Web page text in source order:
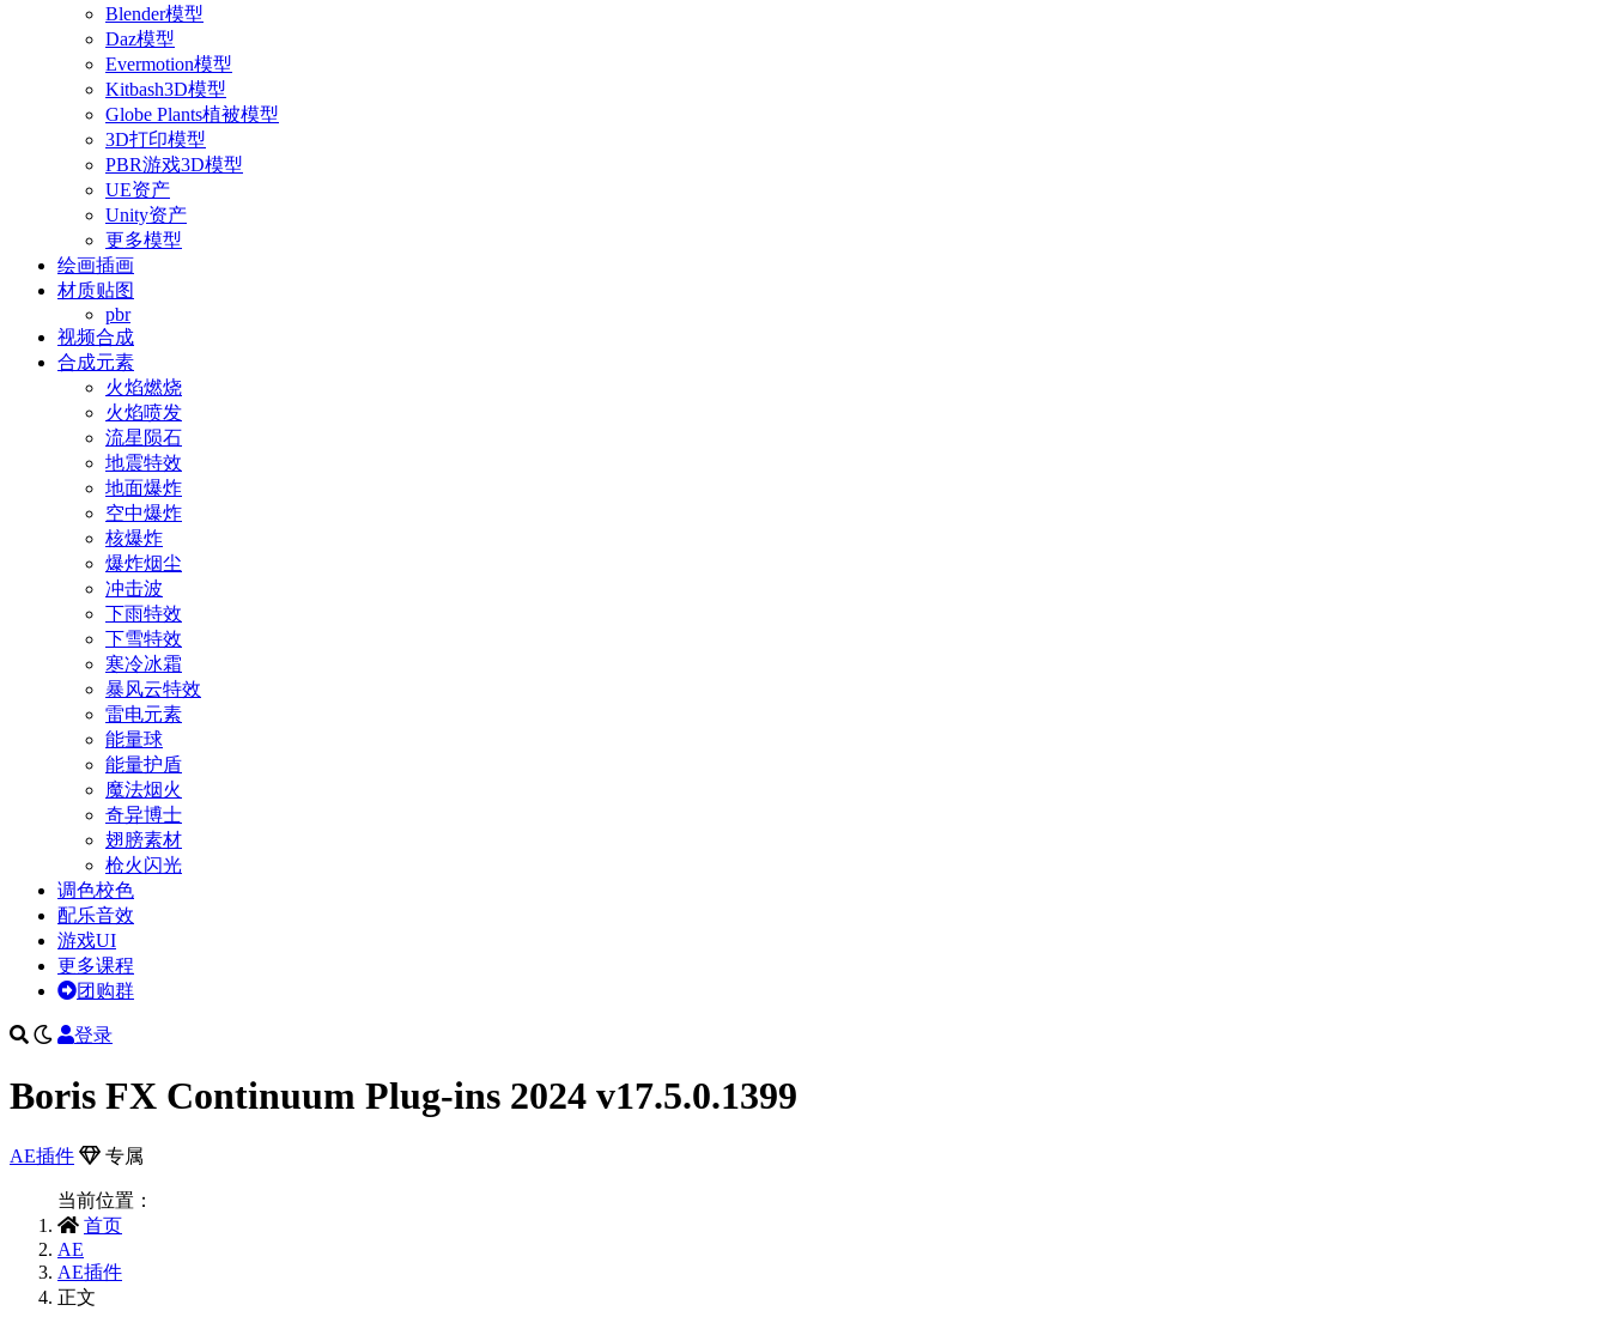
Blender模型
Daz模型
Evermotion模型
Kitbash3D模型
Globe Plants植被模型
3D打印模型
PBR游戏3D模型
UE资产
Unity资产
更多模型
绘画插画
材质贴图
pbr
视频合成
合成元素
火焰燃烧
火焰喷发
流星陨石
地震特效
地面爆炸
空中爆炸
核爆炸
爆炸烟尘
冲击波
下雨特效
下雪特效
寒冷冰霜
暴风云特效
雷电元素
能量球
能量护盾
魔法烟火
奇异博士
翅膀素材
枪火闪光
调色校色
配乐音效
游戏UI
更多课程
团购群
登录
Boris FX Continuum Plug-ins 2024 v17.5.0.1399
AE插件 专属
当前位置：
首页
AE
AE插件
正文